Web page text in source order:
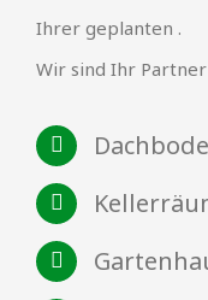
Ihrer geplanten .
Wir sind Ihr